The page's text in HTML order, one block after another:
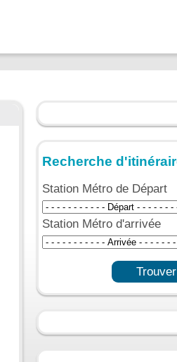
Recherche
Station Métro de Départ
Station Métro d'arrivée